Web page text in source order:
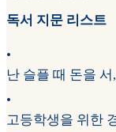
독서 지문 리스트
•
난 슬플 때 돈을 서
•
고등학생을 위한